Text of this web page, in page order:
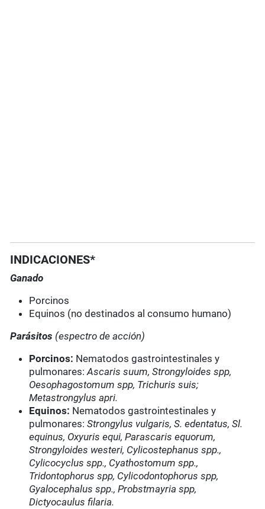
INDICACIONES*
Ganado
Porcinos
Equinos (no destinados al consumo humano)
Parásitos (espectro de acción)
Porcinos: Nematodos gastrointestinales y
pulmonares:Ascaris suum, Strongyloides spp,
Oesophagostomum spp, Trichuris suis;
Metastrongylus apri.
Equinos: Nematodos gastrointestinales y
pulmonares:Strongylus vulgaris, S. edentatus, Sl.
equinus, Oxyuris equi, Parascaris equorum,
Strongyloides westeri, Cylicostephanus spp.,
Cylicocyclus spp., Cyathostomum spp.,
Tridontophorus spp, Cylicodontophorus spp,
Gyalocephalus spp., Probstmayria spp,
Dictyocaulus filaria.